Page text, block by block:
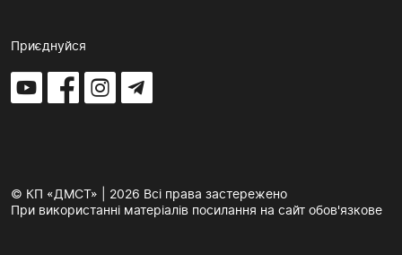
Приєднуйся
© КП «ДМСТ» | 2026 Всі права застережено
При використанні матеріалів посилання на сайт обов'язкове